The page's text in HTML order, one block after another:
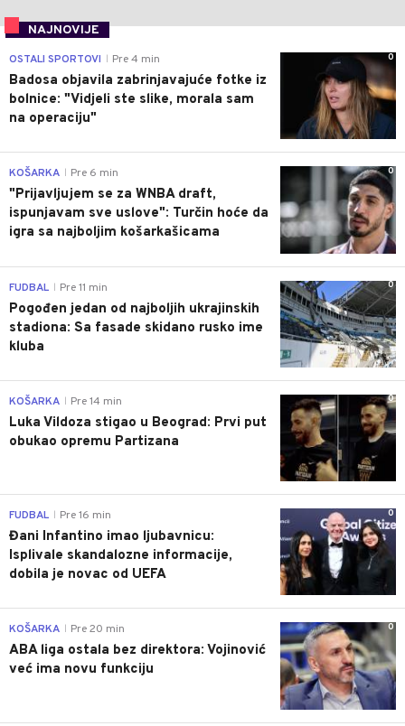
NAJNOVIJE
0
OSTALI SPORTOVI Pre 4 min
Badosa objavila zabrinjavajuće fotke iz
bolnice: "Vidjeli ste slike, morala sam
na operaciju"
0
KOŠARKA Pre 6 min
"Prijavljujem se za WNBA draft,
ispunjavam sve uslove": Turčin hoće da
igra sa najboljim košarkašicama
0
FUDBAL Pre 11 min
Pogođen jedan od najboljih ukrajinskih
stadiona: Sa fasade skidano rusko ime
kluba
0
KOŠARKA Pre 14 min
Luka Vildoza stigao u Beograd: Prvi put
obukao opremu Partizana
0
FUDBAL Pre 16 min
Đani Infantino imao ljubavnicu:
Isplivale skandalozne informacije,
dobila je novac od UEFA
0
KOŠARKA Pre 20 min
ABA liga ostala bez direktora: Vojinović
već ima novu funkciju